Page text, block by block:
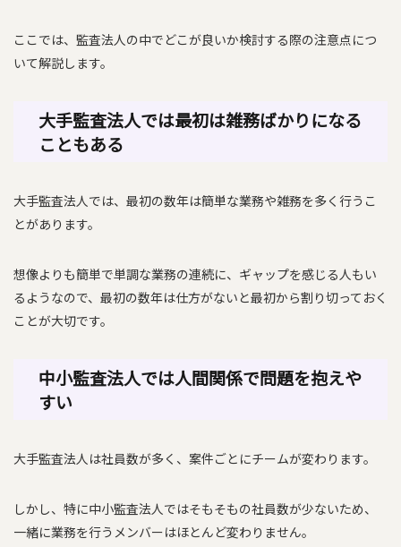
ここでは、監査法人の中でどこが良いか検討する際の注意点につ
いて解説します。
大手監査法人では最初は雑務ばかりになる
こともある
大手監査法人では、最初の数年は簡単な業務や雑務を多く行うこ
とがあります。
想像よりも簡単で単調な業務の連続に、ギャップを感じる人もい
るようなので、最初の数年は仕方がないと最初から割り切っておく
ことが大切です。
中小監査法人では人間関係で問題を抱えや
すい
大手監査法人は社員数が多く、案件ごとにチームが変わります。
しかし、特に中小監査法人ではそもそもの社員数が少ないため、
一緒に業務を行うメンバーはほとんど変わりません。